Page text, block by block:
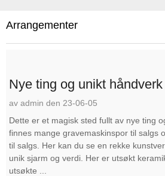
Arrangementer
Nye ting og unikt håndverk
av admin den 23-06-05
Dette er et magisk sted fullt av nye ting
finnes mange gravemaskinspor til salgs
til salgs. Her kan du se en rekke
unik sjarm og verdi. Her er utsøkt
utsøkte ...